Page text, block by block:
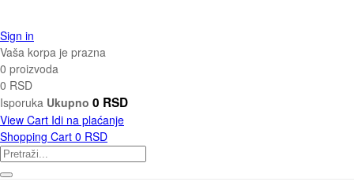
Sign in
Vaša korpa je prazna
0 proizvoda
0 RSD
Isporuka Ukupno 0 RSD
View Cart Idi na plaćanje
Shopping Cart 0 RSD